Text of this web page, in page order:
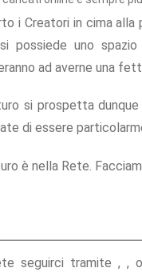
i Creatori in cima
possiede uno
ad averne una
si prospetta
di essere
è nella Rete.
seguirci tramite , ,